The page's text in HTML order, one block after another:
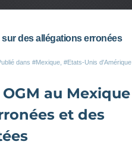
des allégations erronées
dans #Mexique #Etats-Unis d'Amérique
au Mexique
et des